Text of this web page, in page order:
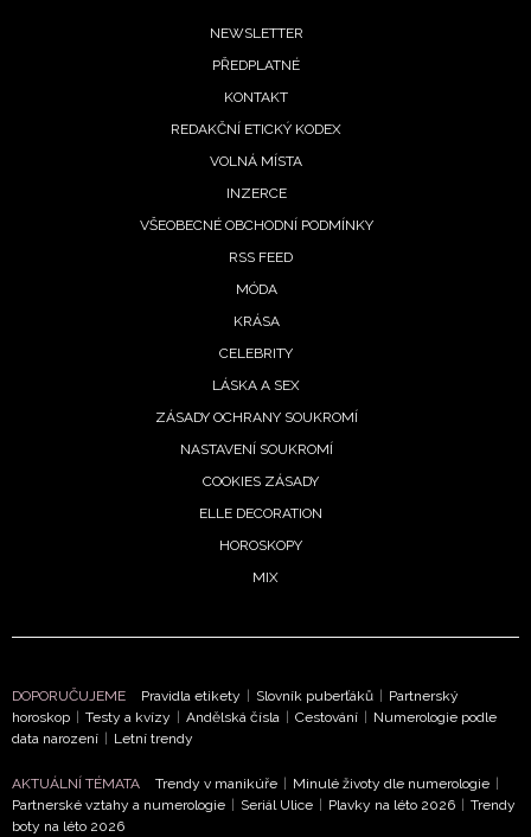
Přihlášením k newsletteru souhlasíte s
podmínkami společnosti BurdaMedia Extra s.r.o.
potvrzujete, že jste se seznámili se
Chcete navíc dostávat i další zajímavé a exkluzivní
zpracováním údajů k tomuto účelu podle
soukromí BurdaMedia Extra s.r.o., zaškrtněte toto pole.
NEWSLETTER
PŘEDPLATNÉ
KONTAKT
REDAKČNÍ ETICKÝ KODEX
VOLNÁ MÍSTA
INZERCE
VŠEOBECNÉ OBCHODNÍ PODMÍNKY
RSS FEED
MÓDA
KRÁSA
CELEBRITY
LÁSKA A SEX
ZÁSADY OCHRANY SOUKROMÍ
NASTAVENÍ SOUKROMÍ
COOKIES ZÁSADY
ELLE DECORATION
HOROSKOPY
MIX
DOPORUČUJEME Pravidla etikety | Slovník puberťáků | Partnerský
horoskop | Testy a kvízy | Andělská čísla | Cestování | Numerologie podle
data narození | Letní trendy
AKTUÁLNÍ TÉMATA Trendy v manikúře | Minulé životy dle numerologie |
Partnerské vztahy a numerologie | Seriál Ulice | Plavky na léto 2026 | Trendy
boty na léto 2026